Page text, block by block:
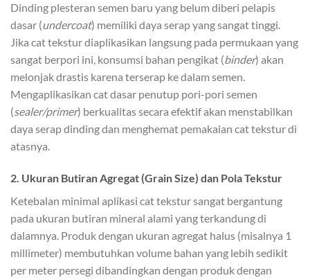
Dinding plesteran semen baru yang belum diberi pelapis
dasar (undercoat) memiliki daya serap yang sangat tinggi.
Jika cat tekstur diaplikasikan langsung pada permukaan yang
sangat berpori ini, konsumsi bahan pengikat (binder) akan
melonjak drastis karena terserap ke dalam semen.
Mengaplikasikan cat dasar penutup pori-pori semen
(sealer/primer) berkualitas secara efektif akan menstabilkan
daya serap dinding dan menghemat pemakaian cat tekstur di
atasnya.
2. Ukuran Butiran Agregat (Grain Size) dan Pola Tekstur
Ketebalan minimal aplikasi cat tekstur sangat bergantung
pada ukuran butiran mineral alami yang terkandung di
dalamnya. Produk dengan ukuran agregat halus (misalnya 1
millimeter) membutuhkan volume bahan yang lebih sedikit
per meter persegi dibandingkan dengan produk dengan